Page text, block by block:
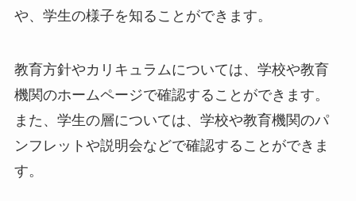
や、学生の様子を知ることができます。
教育方針やカリキュラムについては、学校や教育
機関のホームページで確認することができます。
また、学生の層については、学校や教育機関のパ
ンフレットや説明会などで確認することができま
す。